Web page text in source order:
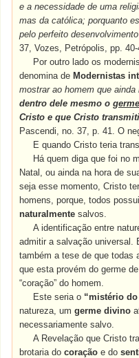
e a necessidade de uma
mas da católica; porquanto
pelo perfeito
37, Vozes, Petrópolis, pp. 40-
Por outro lado os
denomina de Modernistas
mostrar ao homem que
dentro dele mesmo ogerme
Cristo e que Cristo
Pascendi, no. 37, p. 41. O
E quando Cristo teria
Há quem diga que foi no
Natal, ou ainda na hora de
seja esse momento, Cristo
homens, porque, todos
naturalmente salvos.
A identificação entre
admitir a salvação universal.
também a tese de que todas
que esta provém do germe
“coração” do homem.
Este seria o “mistério
natureza, umgerme divino
necessariamente salvo.
A Revelação que Cristo
brotaria docoração e do